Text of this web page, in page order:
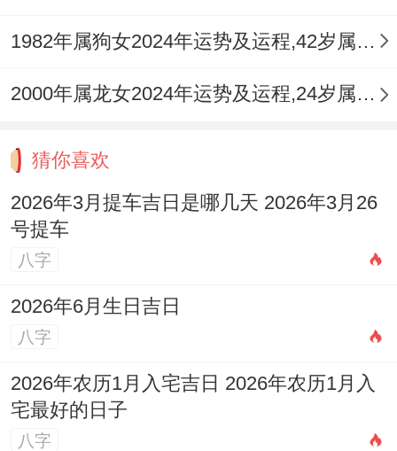
多，需宽容待人！
财富：催收欠款的好时机- 但方法需柔还有.
不管是1973年还是1985年属牛人2025年的
运势都重视“未雨绸缪”同“灵活应变”.
当1973年群体需重点关注健康同家庭关系-
而1985年群体则应再变动中把握事业机遇...
将来可结合个人命理详细想一想~比方说流
年星盘或五行喜忌，制定更精准的运势提升
步骤...建议定期自我反思;还有时调整目标，
共同借助吉祥物增强气场~平稳度过太岁
1982年属狗女2024年运势及运程,42岁属狗人2024全年每月运势女性如何
2000年属龙女2024年运势及运程,24岁属龙人2024全年每月运势女性如何
猜你喜欢
2026年3月提车吉日是哪几天 2026年3月26
号提车
八字
2026年6月生日吉日
八字
2026年农历1月入宅吉日 2026年农历1月入
宅最好的日子
八字